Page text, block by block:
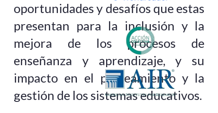
oportunidades y desafíos que estas
presentan para la inclusión y la
mejora de los procesos de
enseñanza y aprendizaje, y su
impacto en el planeamiento y la
gestión de los sistemas educativos.